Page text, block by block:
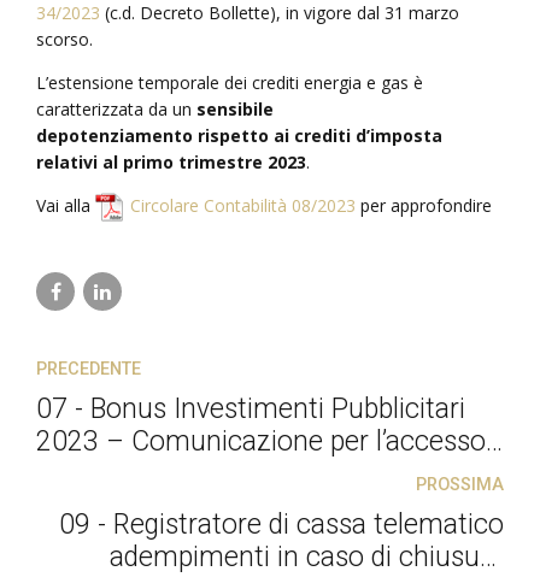
34/2023 (c.d. Decreto Bollette), in vigore dal 31 marzo
scorso.
L’estensione temporale dei crediti energia e gas è
caratterizzata da un sensibile
depotenziamento rispetto ai crediti d’imposta
relativi al primo trimestre 2023.
Vai alla
Circolare Contabilità 08/2023 per approfondire
PRECEDENTE
07 - Bonus Investimenti Pubblicitari
2023 – Comunicazione per l’accesso
PROSSIMA
09 - Registratore di cassa telematico
adempimenti in caso di chiusura